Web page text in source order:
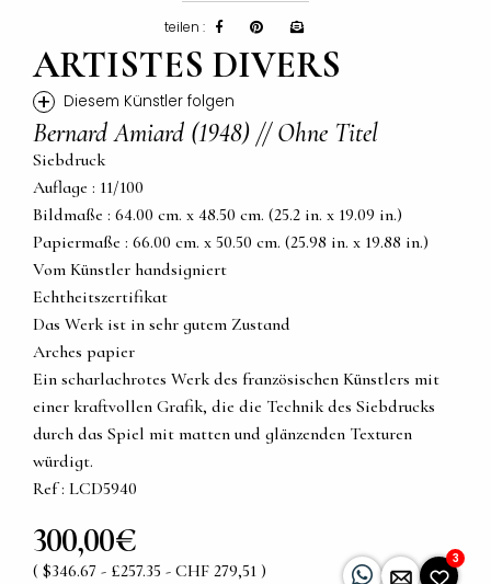
teilen :
ARTISTES DIVERS
+ Diesem Künstler folgen
Bernard Amiard (1948) // Ohne Titel
Siebdruck
Auflage : 11/100
Bildmaße : 64.00 cm. x 48.50 cm. (25.2 in. x 19.09 in.)
Papiermaße : 66.00 cm. x 50.50 cm. (25.98 in. x 19.88 in.)
Vom Künstler handsigniert
Echtheitszertifikat
Das Werk ist in sehr gutem Zustand
Arches papier
Ein scharlachrotes Werk des französischen Künstlers mit
einer kraftvollen Grafik, die die Technik des Siebdrucks
durch das Spiel mit matten und glänzenden Texturen
würdigt.
Ref : LCD5940
300,00€
( $346.67 - £257.35 - CHF 279,51 )
3